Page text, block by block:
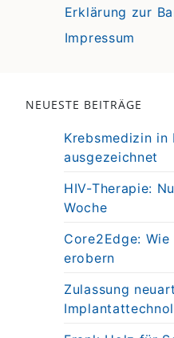
Erklärung zur
Impressum
NEUESTE BEITRÄGE
Krebsmedizin in
ausgezeichnet
HIV-Therapie:
Woche
Core2Edge:
erobern
Zulassung